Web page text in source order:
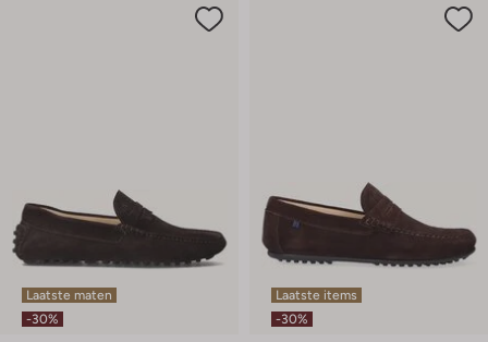
Laatste maten
-30%
Laatste items
-30%